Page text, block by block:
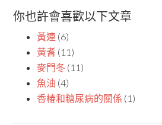
你也許會喜歡以下文章
黃連 (6)
黃耆 (11)
麥門冬 (11)
魚油 (4)
香椿和糖尿病的關係 (1)